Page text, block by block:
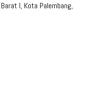
I, Kota Palembang,